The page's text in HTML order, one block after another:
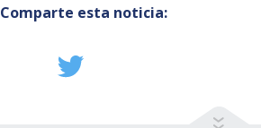
Comparte esta noticia: